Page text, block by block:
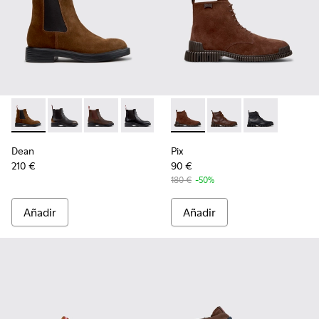
Dean - K300492-007 - Botines marrones de ante para
Dean - K300492-005
Dean - K300492-004 - Botines marrones de
Dean - K300492-001
Dean
210 €
Añadir
Pix - K300542-003 -
Pix - K300542-005 -
Pix -
Pix
90 €
180 € -50%
Añadir